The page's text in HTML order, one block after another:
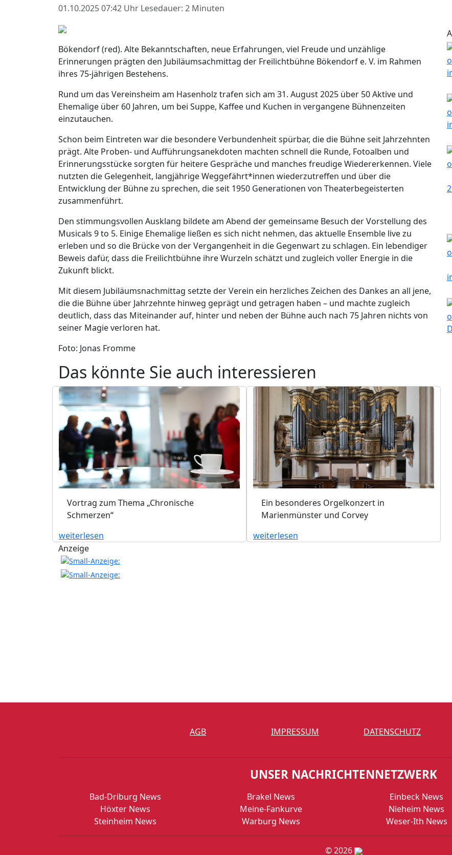
01.10.2025 07:42 Uhr Lesedauer: 2 Minuten
Bökendorf (red). Alte Bekanntschaften, neue Erfahrungen, viel Freude und unzählige
Erinnerungen prägten den Jubiläumsachmittag der Freilichtbühne Bökendorf e. V. im Rahmen
ihres 75-jährigen Bestehens.
Rund um das Vereinsheim am Hasenholz trafen sich am 31. August 2025 über 50 Aktive und
Ehemalige über 60 Jahren, um bei Suppe, Kaffee und Kuchen in vergangene Bühnenzeiten
einzutauchen.
Schon beim Eintreten war die besondere Verbundenheit spürbar, die die Bühne seit Jahrzehnten
prägt. Alte Proben- und Aufführungsanekdoten machten schnell die Runde, Fotoalben und
Erinnerungsstücke sorgten für heitere Gespräche und manches freudige Wiedererkennen. Viele
nutzten die Gelegenheit, langjährige Weggefährt*innen wiederzutreffen und über die
Entwicklung der Bühne zu sprechen, die seit 1950 Generationen von Theaterbegeisterten
zusammenführt.
Den stimmungsvollen Ausklang bildete am Abend der gemeinsame Besuch der Vorstellung des
Musicals 9 to 5. Einige Ehemalige ließen es sich nicht nehmen, das aktuelle Ensemble live zu
erleben und so die Brücke von der Vergangenheit in die Gegenwart zu schlagen. Ein lebendiger
Beweis dafür, dass die Freilichtbühne ihre Wurzeln schätzt und zugleich voller Energie in die
Zukunft blickt.
Mit diesem Jubiläumsnachmittag setzte der Verein ein herzliches Zeichen des Dankes an all jene,
die die Bühne über Jahrzehnte hinweg geprägt und getragen haben – und machte zugleich
deutlich, dass das Miteinander auf, hinter und neben der Bühne auch nach 75 Jahren nichts von
seiner Magie verloren hat.
Foto: Jonas Fromme
Das könnte Sie auch interessieren
Vortrag zum Thema „Chronische
Schmerzen“
weiterlesen
Ein besonderes Orgelkonzert in
Marienmünster und Corvey
weiterlesen
Anzeige
AGB IMPRESSUM DATENSCHUTZ
UNSER NACHRICHTENNETZWERK
Bad-Driburg News Brakel News Einbeck News
Höxter News
Meine-Fankurve Nieheim News
Steinheim News
Warburg News Weser-Ith News
© 2026